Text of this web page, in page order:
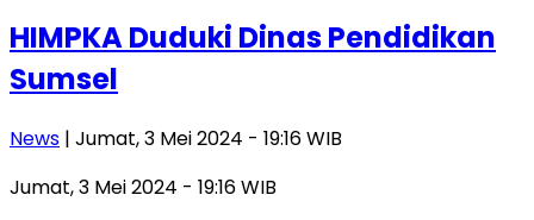
HIMPKA Duduki Dinas Pendidikan
Sumsel
News | Jumat, 3 Mei 2024 - 19:16 WIB
Jumat, 3 Mei 2024 - 19:16 WIB